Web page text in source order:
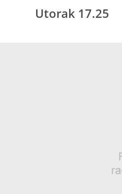
Utorak 17.25